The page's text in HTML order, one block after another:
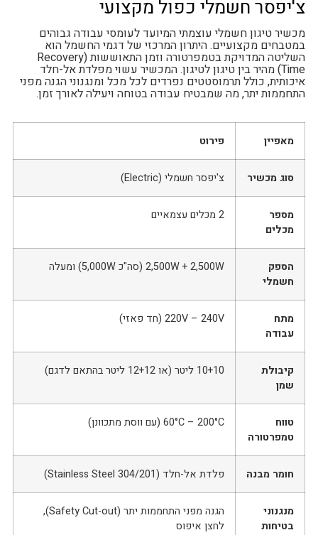
צ'יפסר חשמלי כפול מקצועי
מכשיר טיגון חשמלי עוצמתי המיועד לעומסי עבודה גבוהים
במטבחים מקצועיים. היתרון המרכזי של דגמי החשמל הוא
השליטה המדויקת בטמפרטורה וזמן התאוששות (Recovery
Time) מהיר בין טיגון לטיגון. המכשיר עשוי מפלדת אל-חלד
איכותית, כולל תרמוסטטים נפרדים לכל מכל ומנגנוני הגנה מפני
התחממות יתר, מה שמבטיח עבודה בטוחה ויעילה לאורך זמן.
מאפיין פירוט
סוג מכשיר צ'יפסר חשמלי (Electric)
מספר
מכלים
2 מכלים עצמאיים
הספק
חשמלי
2,500W + 2,500W (סה"כ 5,000W) ומעלה
מתח
עבודה
220V – 240V (חד פאזי)
קיבולת
שמן
10+10 ליטר (או 12+12 ליטר בהתאם לדגם)
טווח
טמפרטורה
60°C – 200°C (עם ווסת מתכוונן)
חומר מבנה פלדת אל-חלד (Stainless Steel 304/201)
מנגנוני
בטיחות
הגנה מפני התחממות יתר (Safety Cut-out),
לחצן איפוס